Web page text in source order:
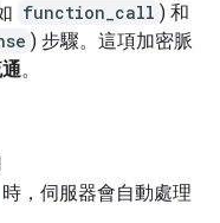
function_call ) 和
) 步驟。這項加密脈
。
時，伺服器會自動處理